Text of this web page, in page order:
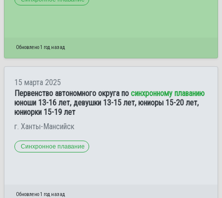
Обновлено 1 год назад
15 марта 2025
Первенство автономного округа по синхронному плаванию
юноши 13-16 лет, девушки 13-15 лет, юниоры 15-20 лет,
юниорки 15-19 лет
г. Ханты-Мансийск
Синхронное плавание
Обновлено 1 год назад